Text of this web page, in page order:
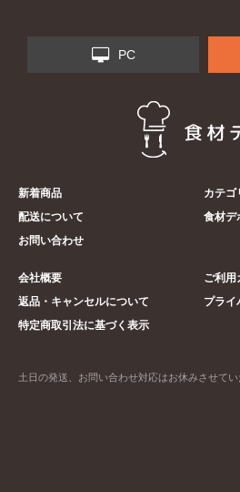
PC
新着商品
カテゴ
配送について
食材デ
お問い合わせ
会社概要
ご利用
返品・キャンセルについて
プライ
特定商取引法に基づく表示
土日の発送、お問い合わせ対応はお休みさせてい